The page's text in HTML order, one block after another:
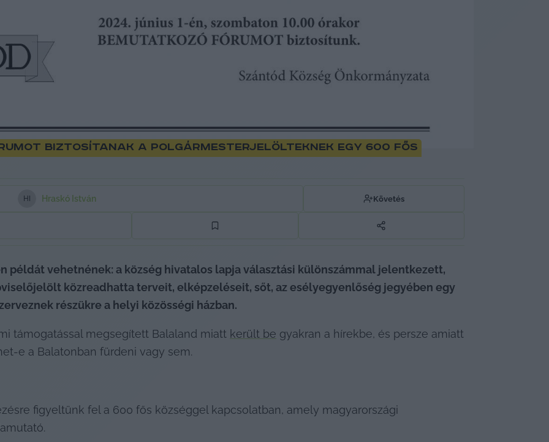
biztosítanak a polgármesterjelölteknek egy 600 fős
H Hraskó István Követés
példát vehetnének: a község hivatalos lapja választási különszámmal jelentkezett,
közreadhatta terveit, elképzeléseit, sőt, az esélyegyenlőség jegyében egy
részükre a helyi közösségi házban.
támogatással megsegített Balaland miatt került be gyakran a hírekbe, és persze amiatt
e a Balatonban fürdeni vagy sem.
figyeltünk fel a 600 fős községgel kapcsolatban, amely magyarországi